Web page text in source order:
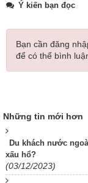
Ý kiến bạn đọc
Bạn cần đăng
để có thể bình
Những tin mới hơn
Du khách nước
xấu hổ?
(03/12/2023)